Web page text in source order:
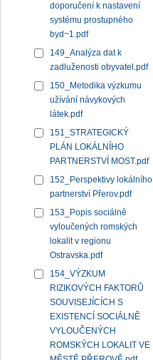
doporučení k nastavení
systému prostupného
byd~1.pdf
149_Analýza dat k
zadluženosti obyvatel.pdf
150_Metodika výzkumu
užívání návykových
látek.pdf
151_STRATEGICKÝ
PLÁN LOKÁLNÍHO
PARTNERSTVÍ MOST.pdf
152_Perspektivy lokálního
partnerství Přerov.pdf
153_Popis sociálně
vyloučených romských
lokalit v regionu
Ostravska.pdf
154_VÝZKUM
RIZIKOVÝCH FAKTORŮ
SOUVISEJÍCÍCH S
EXISTENCÍ SOCIÁLNĚ
VYLOUČENÝCH
ROMSKÝCH LOKALIT VE